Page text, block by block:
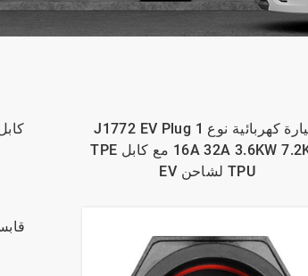
سيارة كهربائية نوع 1 J1772 EV Plug
16A 32A 3.6KW 7.2KW مع كابل TPE
TPU لشاحن EV